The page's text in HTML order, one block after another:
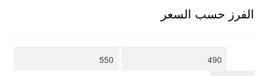
الفرز حسب السعر
أدنى
أعلى